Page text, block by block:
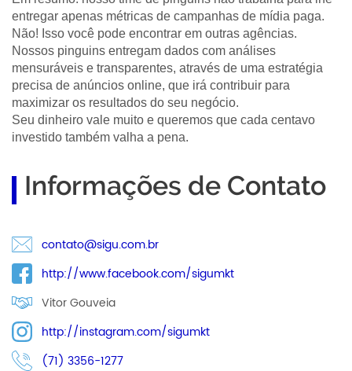
entregar apenas métricas de campanhas de mídia paga.
Não! Isso você pode encontrar em outras agências.
Nossos pinguins entregam dados com análises
mensuráveis e transparentes, através de uma estratégia
precisa de anúncios online, que irá contribuir para
maximizar os resultados do seu negócio.
Seu dinheiro vale muito e queremos que cada centavo
investido também valha a pena.
Informações de Contato
contato@sigu.com.br
http://www.facebook.com/sigumkt
Vitor Gouveia
http://instagram.com/sigumkt
(71) 3356-1277